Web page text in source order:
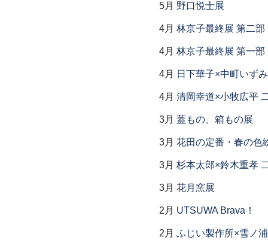
5月 野口悦士展
4月 林京子最終展 第二
4月 林京子最終展 第一
4月 日下華子×中町いず
4月 清岡幸道×小牧広平
3月 蓋もの、箱もの展
3月 花田の定番・春の色
3月 杉本太郎×鈴木重孝
3月 花月窯展
2月 UTSUWA Brava！
2月 ふじい製作所×雪ノ